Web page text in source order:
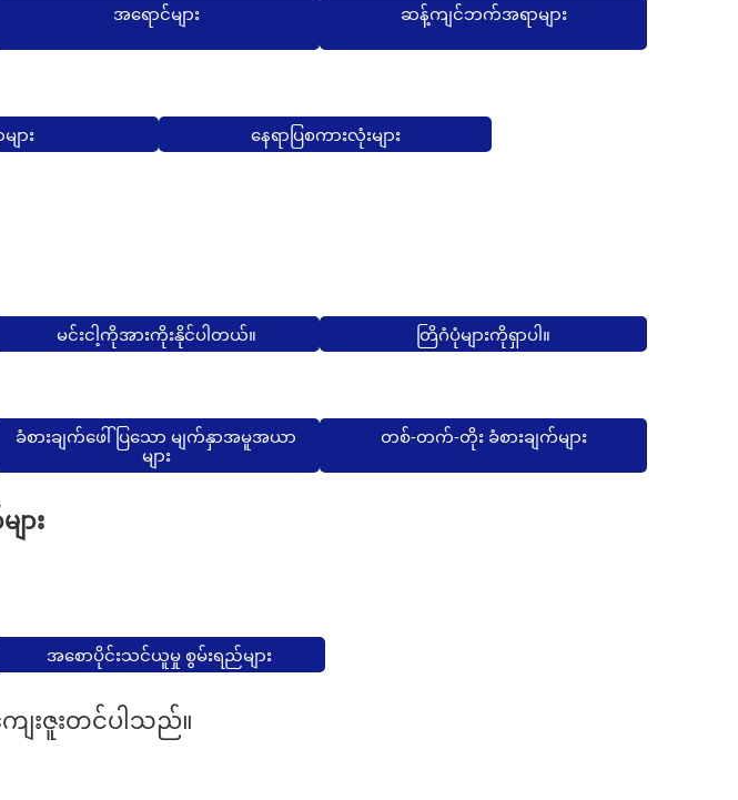
အရောင်များ ဆန့်ကျင်ဘက်အရာများ
ျား နေရာပြစကားလုံးများ
မင်းငါ့ကိုအားကိုးနိုင်ပါတယ်။ တြိဂံပုံများကိုရှာပါ။
ခံစားချက်ဖေါ်ပြသော မျက်နှာအမူအယာ
များ
တစ်-တက်-တိုး ခံစားချက်များ
ား
အစောပိုင်းသင်ယူမှု စွမ်းရည်များ
ေးဇူးတင်ပါသည်။